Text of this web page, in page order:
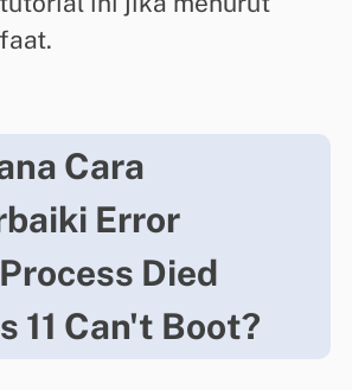
Cara
Error
Died
11 Can't Boot?